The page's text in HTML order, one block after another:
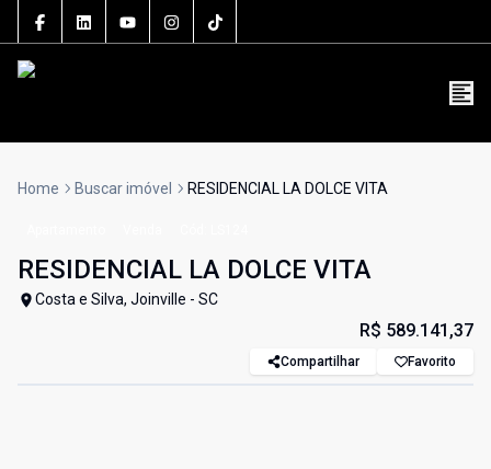
Home Buscar imóvel RESIDENCIAL LA DOLCE VITA
RESIDENCIAL LA DOLCE VITA
Costa e Silva, Joinville - SC
R$ 589.141,37
Compartilhar Favorito